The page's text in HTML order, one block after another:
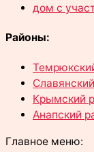
дом с
Районы:
Крымский
Анапский
Главное меню: